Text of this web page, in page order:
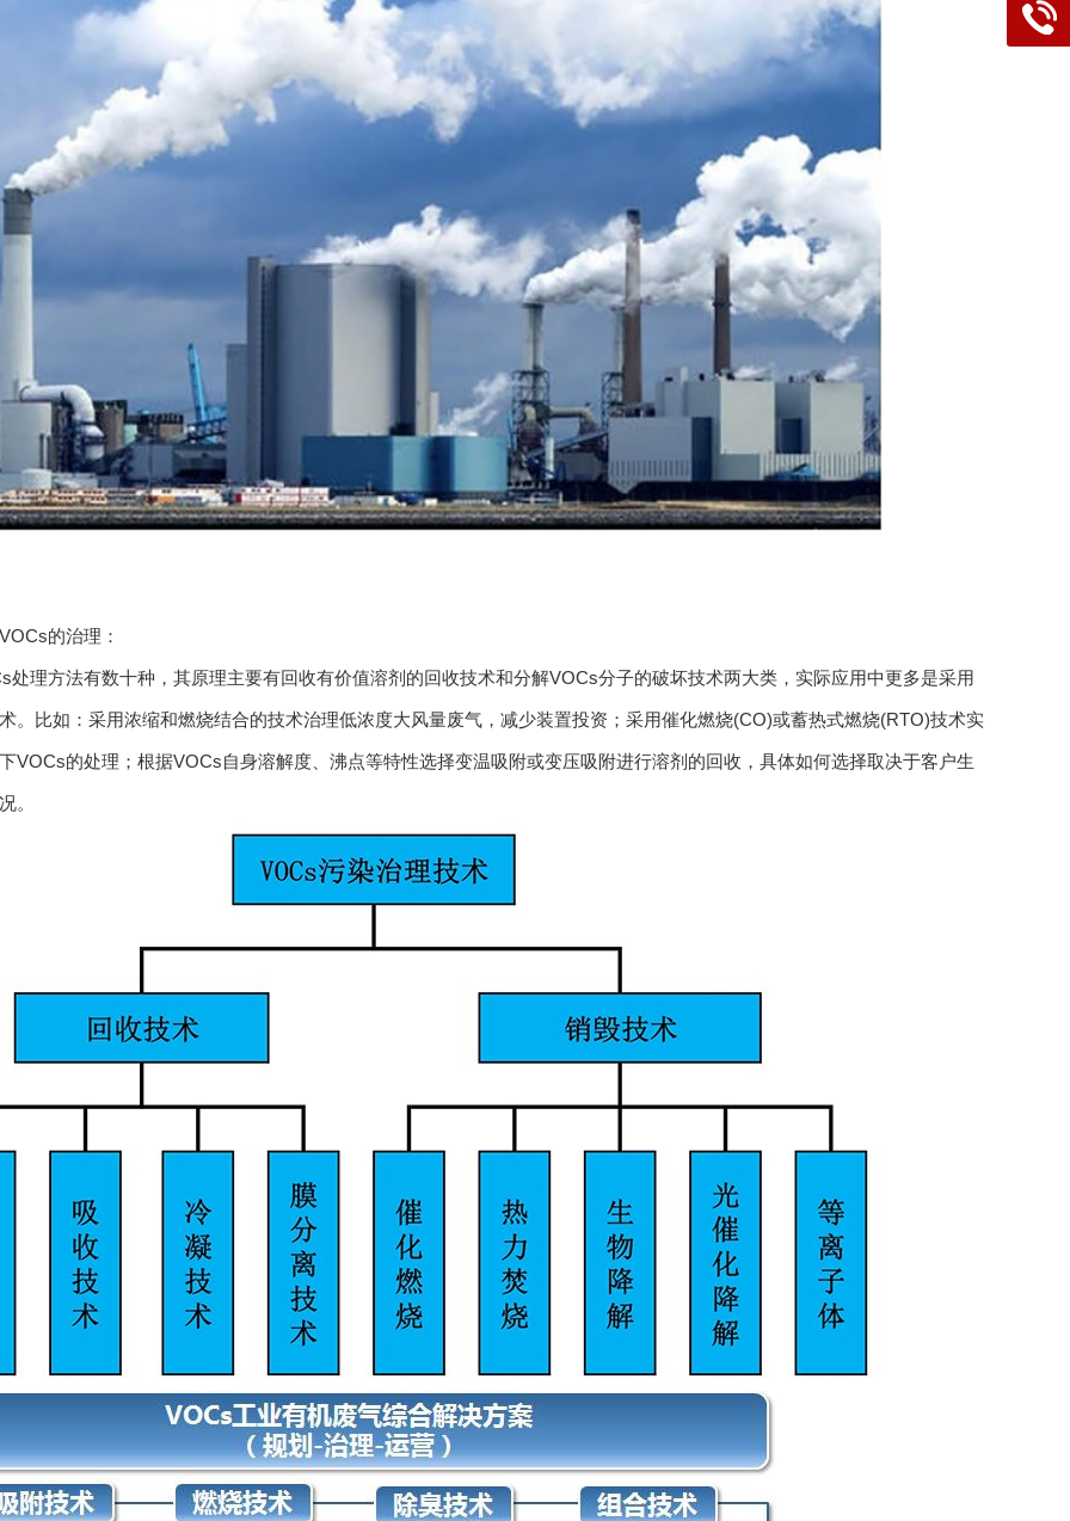
的治理：
方法有数十种，其原理主要有回收有价值溶剂的回收技术和分解VOCs分子的破坏技术两大类，实际应用中更多是采用
。比如：采用浓缩和燃烧结合的技术治理低浓度大风量废气，减少装置投资；采用催化燃烧(CO)或蓄热式燃烧(RTO)技术实
VOCs的处理；根据VOCs自身溶解度、沸点等特性选择变温吸附或变压吸附进行溶剂的回收，具体如何选择取决于客户生
。